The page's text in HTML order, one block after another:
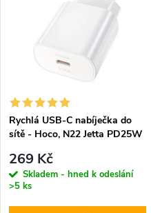
ů
Rychlá USB-C nabíječka do
sítě - Hoco, N22 Jetta PD25W
269 Kč
Skladem - hned k odeslání
>5 ks